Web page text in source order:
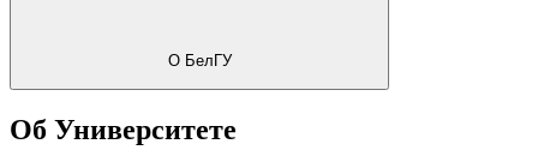
О БелГУ
Об Университете